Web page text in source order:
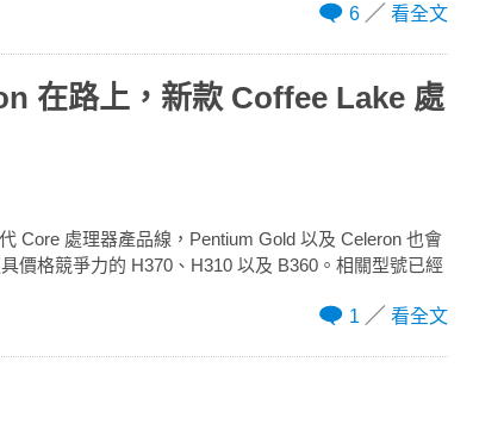
6
看全文
在路上，新款 Coffee Lake 處
Core 處理器產品線，Pentium Gold 以及 Celeron 也會
價格競爭力的 H370、H310 以及 B360。相關型號已經
1
看全文